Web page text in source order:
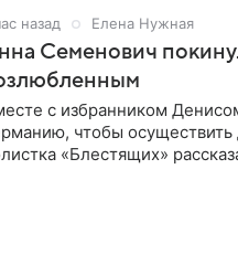
назад Елена Нужная
Семенович
с избранником
чтобы
«Блестящих»